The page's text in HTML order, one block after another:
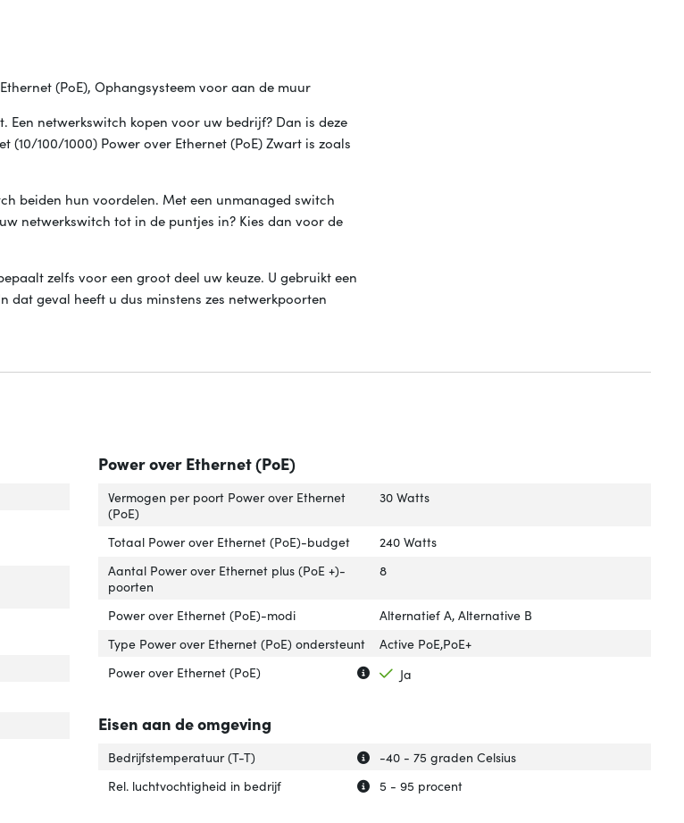
(PoE), Ophangsysteem voor aan de muur
netwerkswitch kopen voor uw bedrijf? Dan is deze
100/1000) Power over Ethernet (PoE) Zwart is zoals
beiden hun voordelen. Met een unmanaged switch
netwerkswitch tot in de puntjes in? Kies dan voor de
zelfs voor een groot deel uw keuze. U gebruikt een
geval heeft u dus minstens zes netwerkpoorten
45 Ethernet-poorten'
RJ-45 Ethernet-poorten'
Ethernet-poorten'
RJ-45 Ethernet-poorten'
SFP modules'
modules'
SFP+ modules'
Power over Ethernet (PoE)
Vermogen per poort Power over Ethernet
(PoE)
30 Watts
Totaal Power over Ethernet (PoE)-budget
240 Watts
Aantal Power over Ethernet plus (PoE +)-
poorten
8
Power over Ethernet (PoE)-modi
Alternatief A, Alternative B
Type Power over Ethernet (PoE) ondersteunt
Active PoE,PoE+
Uitleg over 'Power over Ethernet (PoE)'
Verberg uitleg over 'Power over Ethernet (PoE)'
Power over Ethernet (PoE) Ja
Eisen aan de omgeving
Uitleg over 'Bedrijfstemperatuur (T-T)'
Verberg uitleg over 'Bedrijfstemperatuur (T-T)'
Bedrijfstemperatuur (T-T)
-40 - 75 graden Celsius
Uitleg over 'Rel. luchtvochtigheid in bedrijf'
Verberg uitleg over 'Rel. luchtvochtigheid in bedrijf'
Rel. luchtvochtigheid in bedrijf 5 - 95 procent